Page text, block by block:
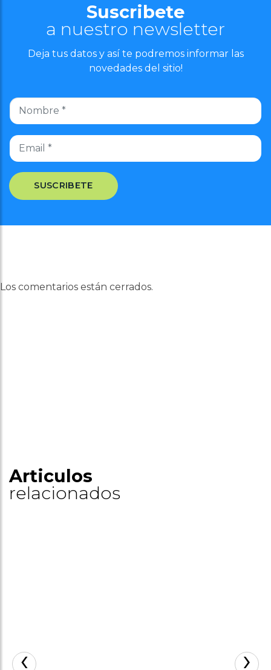
Suscribete
a nuestro newsletter
Deja tus datos y así te podremos informar las
novedades del sitio!
Los comentarios están cerrados.
Articulos
relacionados
‹ ›